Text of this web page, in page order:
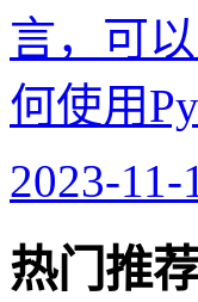
言，可
何使用
2023-11-
热门推